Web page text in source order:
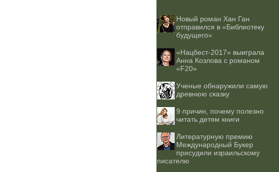
Новый роман Хан Ган
отправился в «Библиотеку
будущего»
«Нацбест-2017» выиграла
Анна Козлова с романом
«F20»
Ученые обнаружили самую
древнюю сказку
9 причин, почему полезно
читать детям книги
Литературную премию
Международный Букер
присудили израильскому
писателю